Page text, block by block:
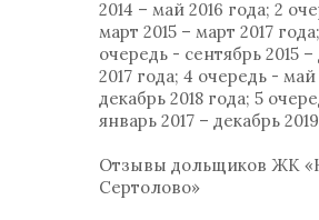
2014 – май 2016 года; 2
март 2015 – март 2017
очередь - сентябрь 2015 –
2017 года; 4 очередь - май
декабрь 2018 года; 5
январь 2017 – декабрь
Отзывы дольщиков ЖК
Сертолово»